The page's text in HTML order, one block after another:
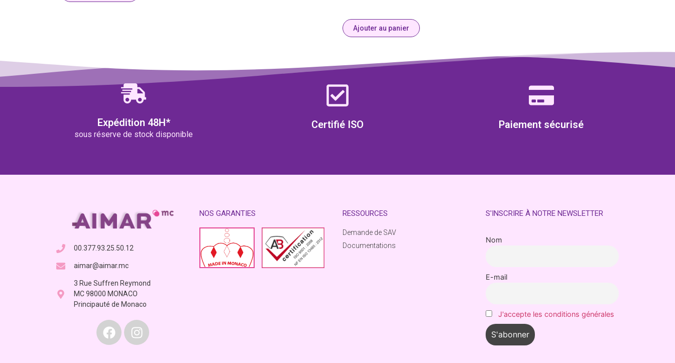
Ajouter au panier
Expédition 48H*
sous réserve de stock disponible
Certifié ISO Paiement sécurisé
00.377.93.25.50.12
aimar@aimar.mc
3 Rue Suffren Reymond
MC 98000 MONACO
Principauté de Monaco
NOS GARANTIES RESSOURCES
Demande de SAV
Documentations
S'INSCRIRE À NOTRE NEWSLETTER
Nom
E-mail
J'accepte les conditions générales